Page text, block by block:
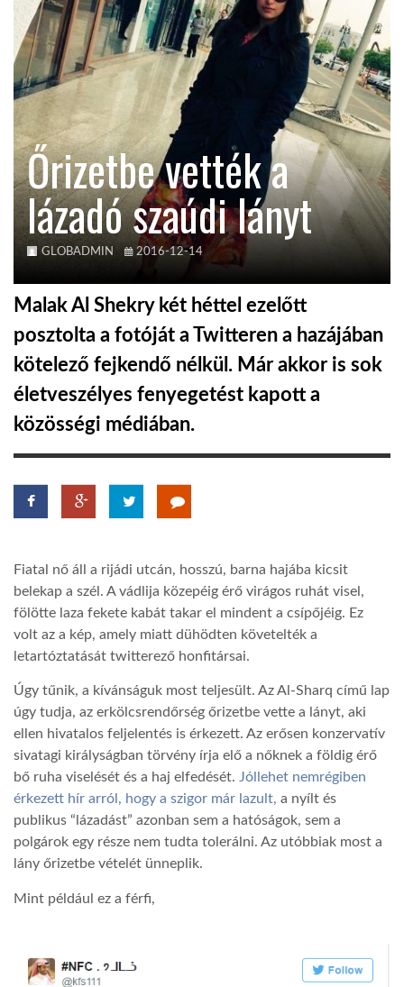
HÍR3D
TROPICALMAGAZIN
GLOBOTV
AFRIKA TUDÁSTÁR
A NAP SZÉPE
LINKTR.EE
GLOBOZSARU
DOBRAVERO.HU
LATIMO.HU
Őrizetbe vették a
lázadó szaúdi lányt
GLOBADMIN 2016-12-14
Malak Al Shekry két héttel ezelőtt
posztolta a fotóját a Twitteren a hazájában
kötelező fejkendő nélkül. Már akkor is sok
életveszélyes fenyegetést kapott a
közösségi médiában.
Fiatal nő áll a rijádi utcán, hosszú, barna hajába kicsit
belekap a szél. A vádlija közepéig érő virágos ruhát visel,
fölötte laza fekete kabát takar el mindent a csípőjéig. Ez
volt az a kép, amely miatt dühödten követelték a
letartóztatását twitterező honfitársai.
Úgy tűnik, a kívánságuk most teljesült. Az Al-Sharq című lap
úgy tudja, az erkölcsrendőrség őrizetbe vette a lányt, aki
ellen hivatalos feljelentés is érkezett. Az erősen konzervatív
sivatagi királyságban törvény írja elő a nőknek a földig érő
bő ruha viselését és a haj elfedését. Jóllehet nemrégiben
érkezett hír arról, hogy a szigor már lazult, a nyílt és
publikus “lázadást” azonban sem a hatóságok, sem a
polgárok egy része nem tudta tolerálni. Az utóbbiak most a
lány őrizetbe vételét ünneplik.
Mint például ez a férfi,